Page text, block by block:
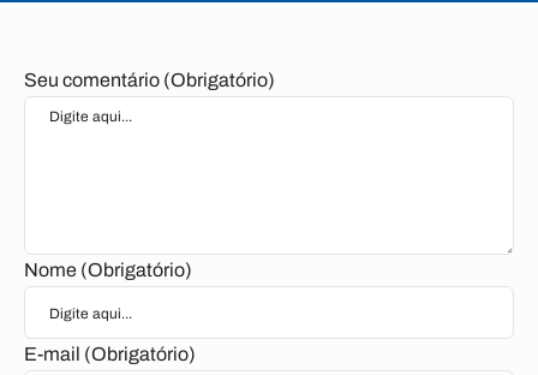
Seu comentário (Obrigatório)
Nome (Obrigatório)
E-mail (Obrigatório)